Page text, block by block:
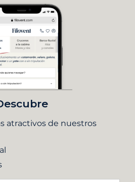
atractivos de nuestros